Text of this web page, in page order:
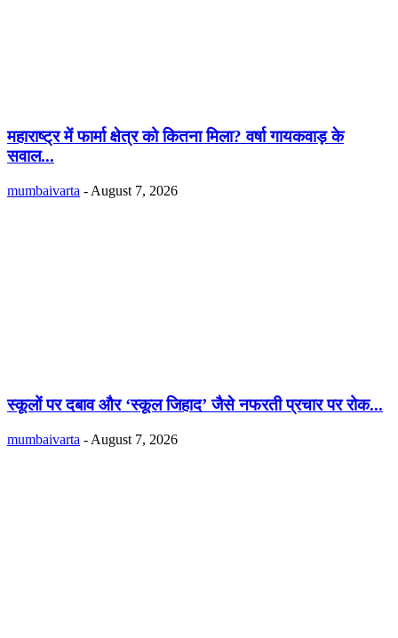
महाराष्ट्र में फार्मा क्षेत्र को कितना मिला? वर्षा गायकवाड़ के
सवाल...
mumbaivarta - August 7, 2026
स्कूलों पर दबाव और ‘स्कूल जिहाद’ जैसे नफरती प्रचार पर रोक...
mumbaivarta - August 7, 2026